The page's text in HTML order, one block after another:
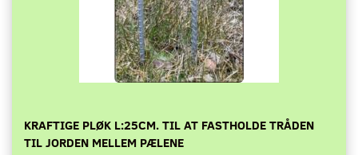
KRAFTIGE PLØK L:25CM. TIL AT FASTHOLDE TRÅDEN
TIL JORDEN MELLEM PÆLENE